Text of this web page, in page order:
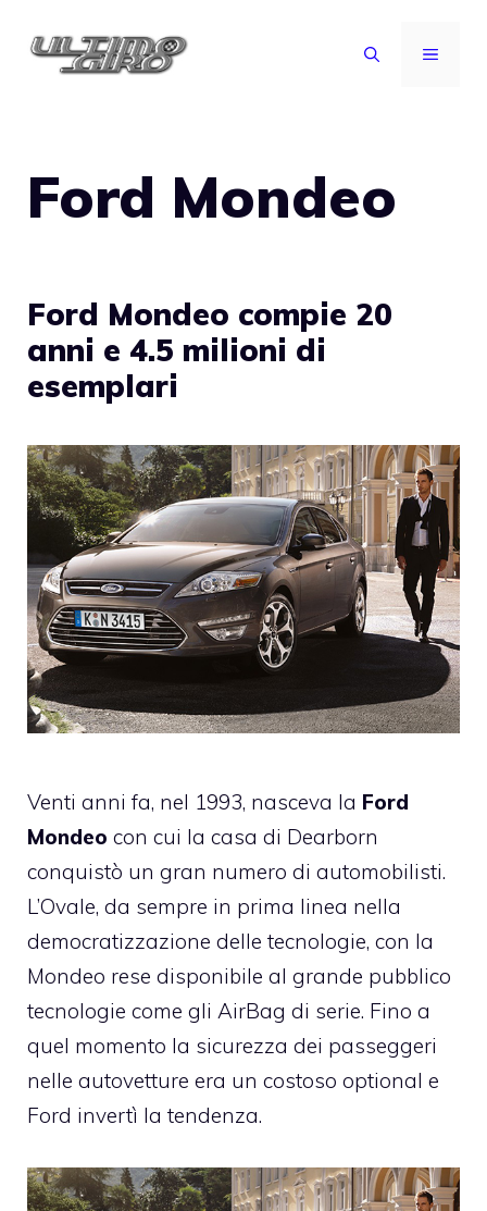
MENU
Ford Mondeo
Ford Mondeo compie 20
anni e 4.5 milioni di
esemplari
Venti anni fa, nel 1993, nasceva la Ford
Mondeo con cui la casa di Dearborn
conquistò un gran numero di automobilisti.
L’Ovale, da sempre in prima linea nella
democratizzazione delle tecnologie, con la
Mondeo rese disponibile al grande pubblico
tecnologie come gli AirBag di serie. Fino a
quel momento la sicurezza dei passeggeri
nelle autovetture era un costoso optional e
Ford invertì la tendenza.